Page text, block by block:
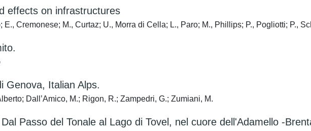
effects on infrastructures
E., Cremonese; M., Curtaz; U., Morra di Cella; L., Paro; M., Phillips; P., Pogliotti; P.,
Genova, Italian Alps.
Dall’Amico, M.; Rigon, R.; Zampedri, G.; Zumiani, M.
Passo del Tonale al Lago di Tovel, nel cuore dell'Adamello -